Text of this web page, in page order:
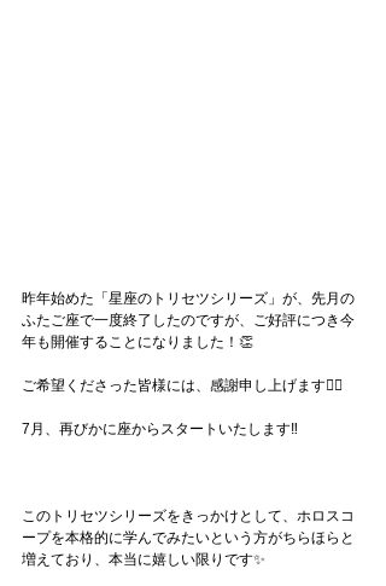
昨年始めた「星座のトリセツシリーズ」が、先月の
ふたご座で一度終了したのですが、ご好評につき今
年も開催することになりました！👏
ご希望くださった皆様には、感謝申し上げます🙇‍♀️
7月、再びかに座からスタートいたします‼️
このトリセツシリーズをきっかけとして、ホロスコ
ープを本格的に学んでみたいという方がちらほらと
増えており、本当に嬉しい限りです✨